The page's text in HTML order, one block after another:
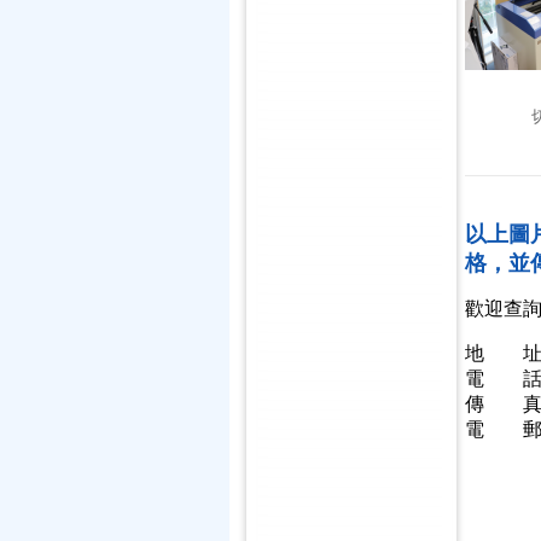
以上圖
格，並
歡迎查
地 址：
電 話
傳 真
電 郵